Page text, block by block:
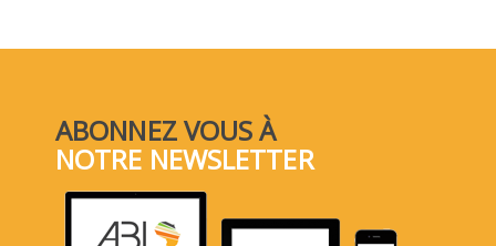
ABONNEZ VOUS À
NOTRE NEWSLETTER